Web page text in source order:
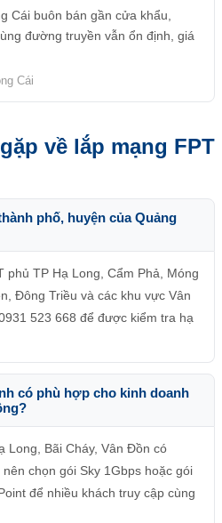
Cái buôn bán gần cửa khẩu,
đường truyền vẫn ổn định, giá
Cái
về lắp mạng FPT
phố, huyện của Quảng
phủ TP Hạ Long, Cẩm Phả, Móng
Đông Triều và các khu vực Vân
523 668 để được kiểm tra hạ
có phù hợp cho kinh doanh
Long, Bãi Cháy, Vân Đồn có
chọn gói Sky 1Gbps hoặc gói
để nhiều khách truy cập cùng